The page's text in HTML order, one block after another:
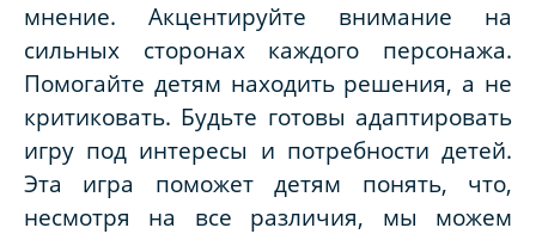
мнение. Акцентируйте внимание на
сильных сторонах каждого персонажа.
Помогайте детям находить решения, а не
критиковать. Будьте готовы адаптировать
игру под интересы и потребности детей.
Эта игра поможет детям понять, что,
несмотря на все различия, мы можем